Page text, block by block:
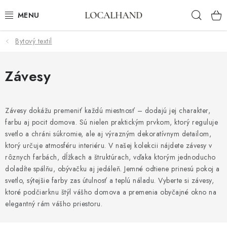
na
BYTOVÝ TEXTIL
METROVÝ TEXTIL
VÝPREDAJ
ČALÚNIME A ŠIJEME NA MIERU
KONTAKTY
ČALÚNENIE
Bytový textil
Závesy
Závesy dokážu premeniť každú miestnosť – dodajú jej charakter,
farbu aj pocit domova. Sú nielen praktickým prvkom, ktorý reguluje
svetlo a chráni súkromie, ale aj výrazným dekoratívnym detailom,
ktorý určuje atmosféru interiéru. V našej kolekcii nájdete závesy v
rôznych farbách, dĺžkach a štruktúrach, vďaka ktorým jednoducho
doladíte spálňu, obývačku aj jedáleň. Jemné odtiene prinesú pokoj a
svetlo, sýtejšie farby zas útulnosť a teplú náladu. Vyberte si závesy,
ktoré podčiarknu štýl vášho domova a premenia obyčajné okno na
elegantný rám vášho priestoru.